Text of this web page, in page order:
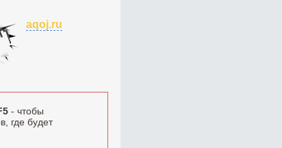
aqoj.ru
- чтобы
где будет